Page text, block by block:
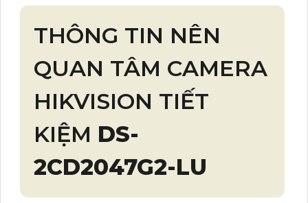
THÔNG TIN NÊN
QUAN TÂM CAMERA
HIKVISION TIẾT
KIỆM DS-
2CD2047G2-LU